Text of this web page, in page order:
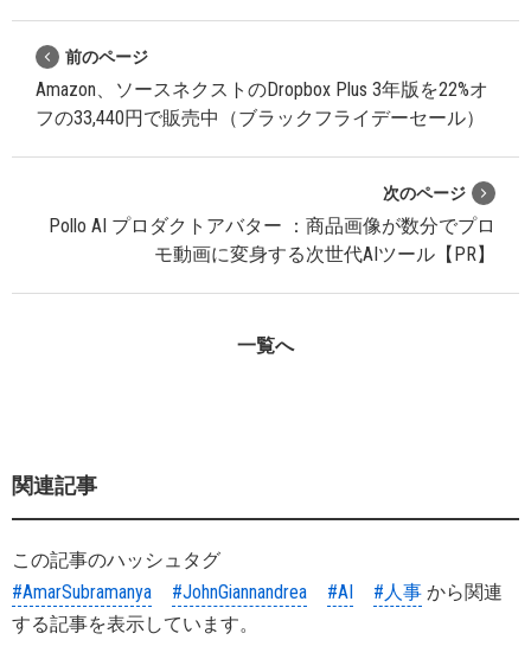
前のページ
Amazon、ソースネクストのDropbox Plus 3年版を22%オ
フの33,440円で販売中（ブラックフライデーセール）
次のページ
Pollo AI プロダクトアバター ：商品画像が数分でプロ
モ動画に変身する次世代AIツール【PR】
一覧へ
関連記事
この記事のハッシュタグ
#AmarSubramanya
#JohnGiannandrea #AI #人事 から関連
する記事を表示しています。